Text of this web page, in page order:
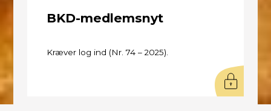
BKD-medlemsnyt
Kræver log ind (Nr. 74 – 2025).